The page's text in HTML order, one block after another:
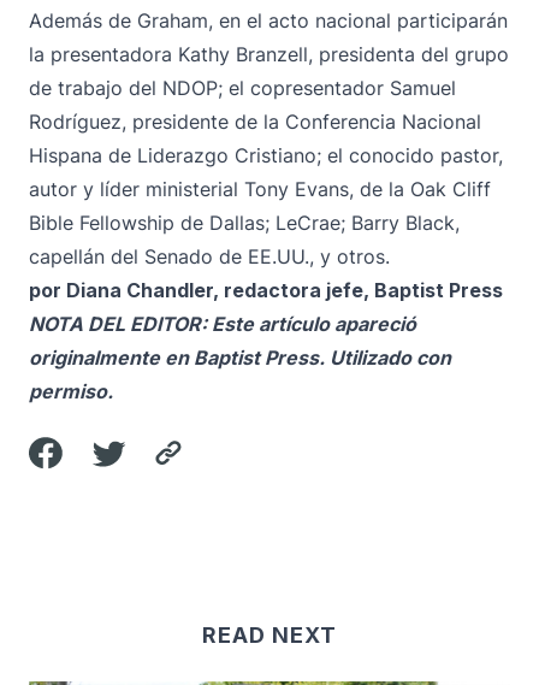
Además de Graham, en el acto nacional participarán
la presentadora Kathy Branzell, presidenta del grupo
de trabajo del NDOP; el copresentador Samuel
Rodríguez, presidente de la Conferencia Nacional
Hispana de Liderazgo Cristiano; el conocido pastor,
autor y líder ministerial Tony Evans, de la Oak Cliff
Bible Fellowship de Dallas; LeCrae; Barry Black,
capellán del Senado de EE.UU., y otros.
por Diana Chandler, redactora jefe, Baptist Press
NOTA DEL EDITOR: Este artículo apareció
originalmente en Baptist Press. Utilizado con
permiso.
READ NEXT